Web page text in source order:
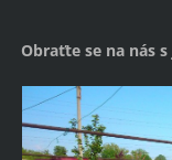
Obraťte se na nás